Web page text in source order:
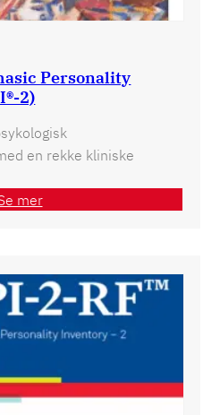
Personality
2)
en rekke kliniske
mer